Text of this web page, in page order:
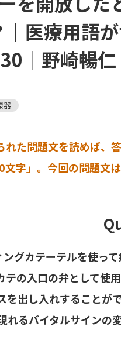
｜医療用語
｜野崎暢仁
器
れた問題文を読めば、
文字」。今回の問題
グカテーテルを使っ
テの入口の弁として使
を出し入れすることが
れるバイタルサインの